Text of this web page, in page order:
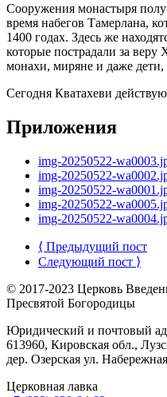
Сооружения монастыря
время набегов Тамерлана,
1400 годах. Здесь же
которые пострадали за
монахи, миряне и даже
Сегодня Кватахеви
Приложения
img-20250522-
img-20250522-
img-20250522-
img-20250522-
img-20250522-
⟨ Предыдущий пост
Следующий пост ⟩
© 2017-2023 Церковь
Пресвятой Богородицы
Юридический и почтовый
613960, Кировская обл.,
дер. Озерская ул.
Церковная лавка